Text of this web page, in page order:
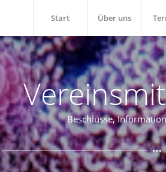
Start Über uns
Beschlüsse,